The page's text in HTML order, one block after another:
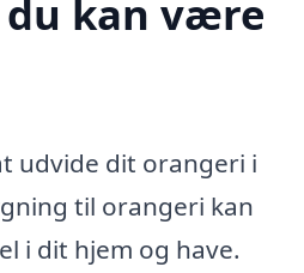
kan være
udvide dit orangeri i
til orangeri kan
i dit hjem og have.